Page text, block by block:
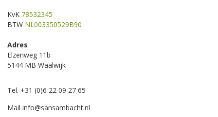
KvK 78532345
BTW NL003350529B90
Adres
Elzenweg 11b
5144 MB Waalwijk
Tel. +31 (0)6 22 09 27 65
Mail info@sansambacht.nl